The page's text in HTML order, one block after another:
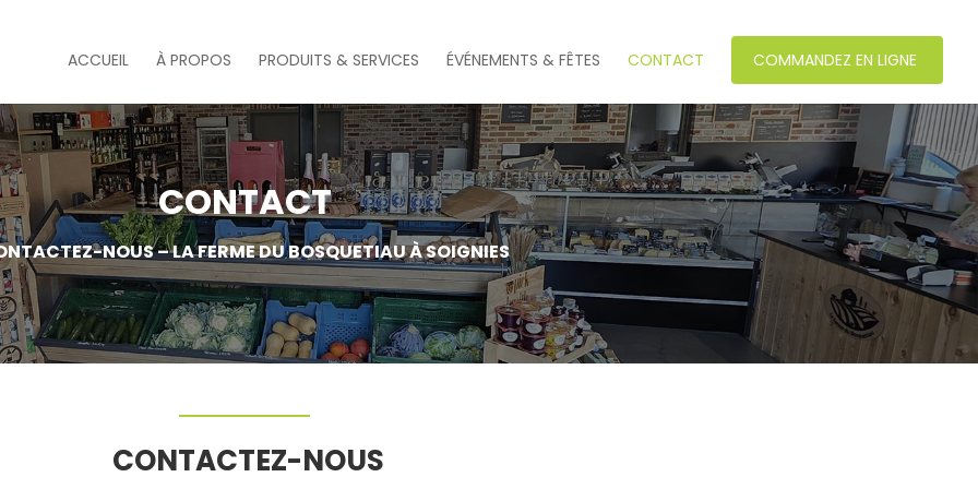
ACCUEIL À PROPOS PRODUITS & SERVICES ÉVÉNEMENTS & FÊTES CONTACT COMMANDEZ EN LIGNE
CONTACT
NOUS – LA FERME DU BOSQUETIAU À SOIGNIES
CONTACTEZ-NOUS